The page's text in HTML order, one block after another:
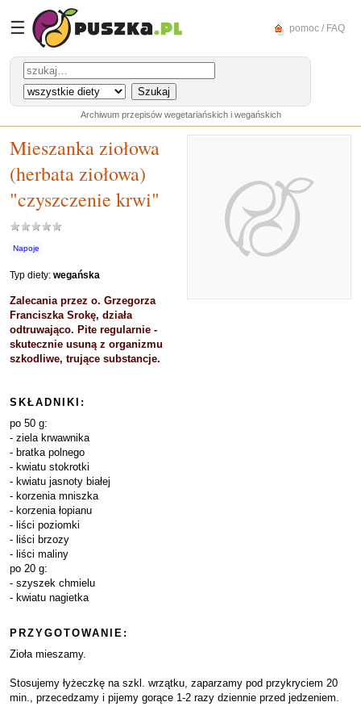
☰ pomoc / FAQ
Archiwum przepisów wegetariańskich i wegańskich
Mieszanka ziołowa
(herbata ziołowa)
"czyszczenie krwi"
Napoje
Typ diety: wegańska
Zalecania przez o. Grzegorza
Franciszka Srokę, działa
odtruwająco. Pite regularnie -
skutecznie usuną z organizmu
szkodliwe, trujące substancje.
SKŁADNIKI:
po 50 g:
- ziela krwawnika
- bratka polnego
- kwiatu stokrotki
- kwiatu jasnoty białej
- korzenia mniszka
- korzenia łopianu
- liści poziomki
- liści brzozy
- liści maliny
po 20 g:
- szyszek chmielu
- kwiatu nagietka
PRZYGOTOWANIE:
Zioła mieszamy.
Stosujemy łyżeczkę na szkl. wrzątku, zaparzamy pod przykryciem 20
min., przecedzamy i pijemy gorące 1-2 razy dziennie przed jedzeniem.